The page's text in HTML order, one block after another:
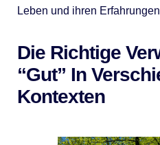
Leben und ihren
Die Richtige
“gut” In
Kontexten